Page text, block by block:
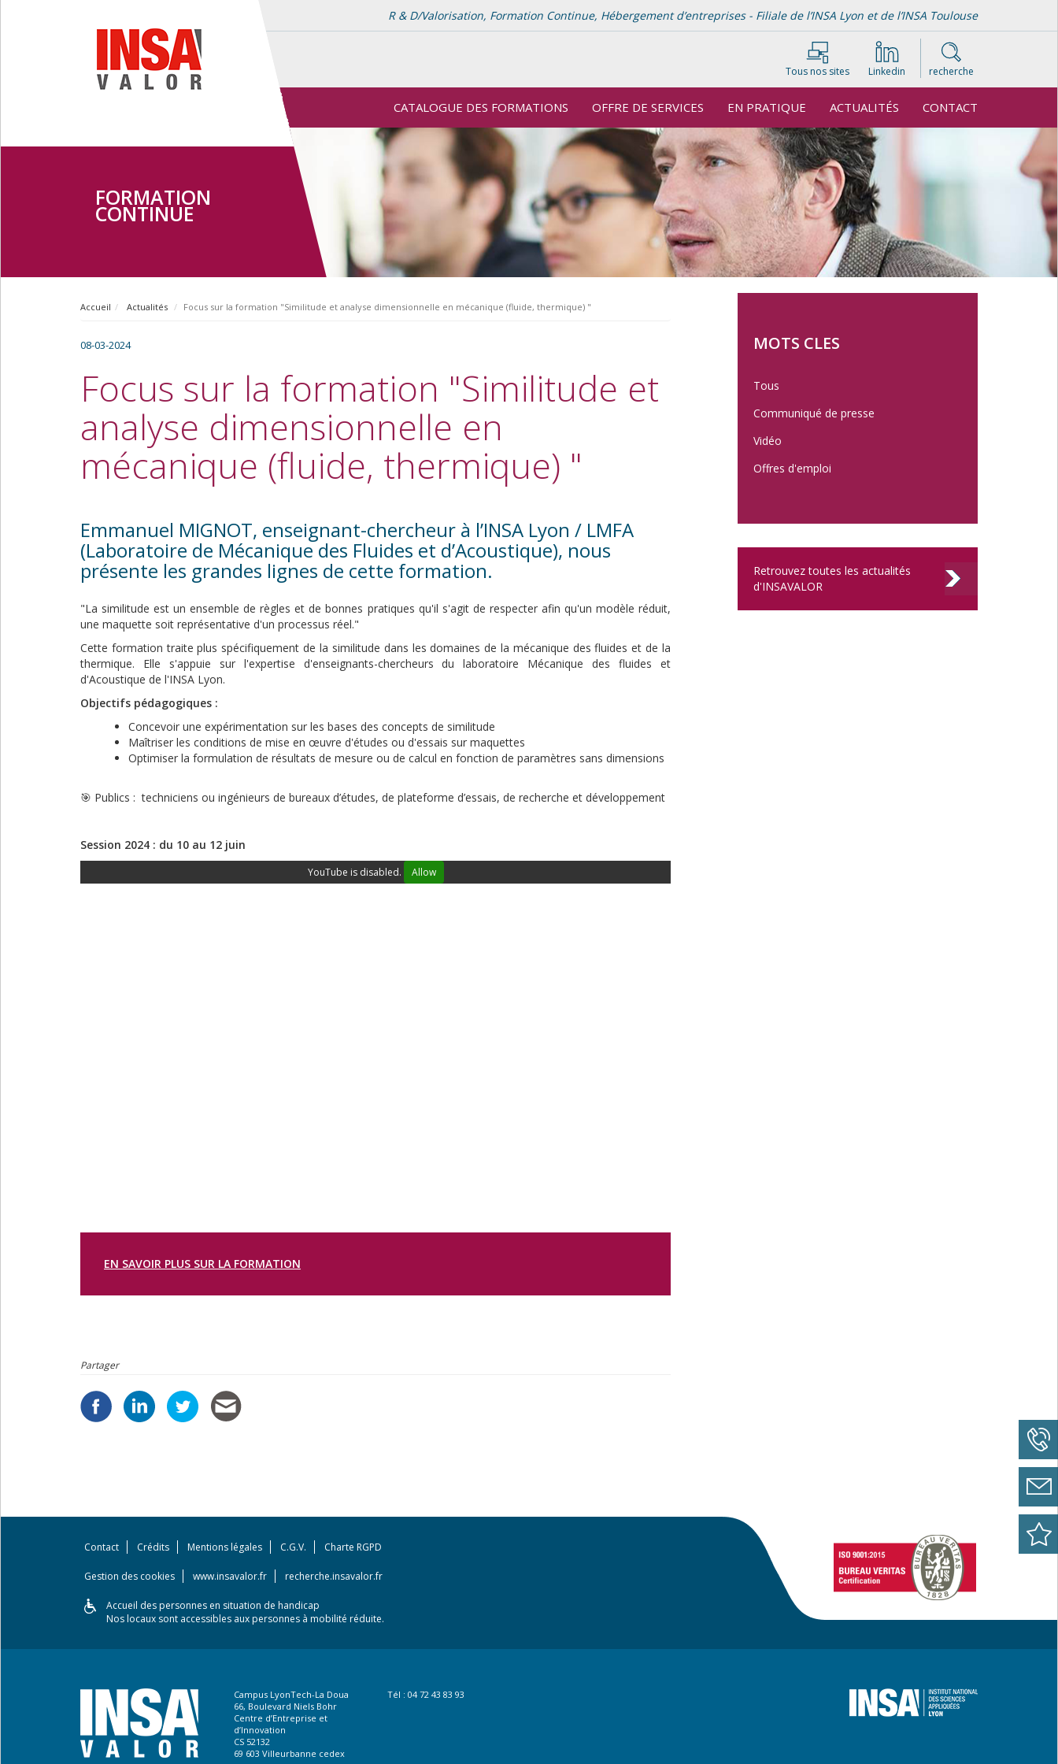
FORMATION
CONTINUE
R & D/Valorisation, Formation Continue, Hébergement d’entreprises - Filiale de l’INSA Lyon et de l’INSA Toulouse
Tous nos sites Linkedin recherche
CATALOGUE DES FORMATIONS OFFRE DE SERVICES EN PRATIQUE ACTUALITÉS CONTACT
Accueil Actualités Focus sur la formation "Similitude et analyse dimensionnelle en mécanique (fluide, thermique) "
08-03-2024
Focus sur la formation "Similitude et
analyse dimensionnelle en
mécanique (fluide, thermique) "
Emmanuel MIGNOT, enseignant-chercheur à l’INSA Lyon / LMFA
(Laboratoire de Mécanique des Fluides et d’Acoustique), nous
présente les grandes lignes de cette formation.
"La similitude est un ensemble de règles et de bonnes pratiques qu'il s'agit de respecter afin qu'un modèle réduit,
une maquette soit représentative d'un processus réel."
Cette formation traite plus spécifiquement de la similitude dans les domaines de la mécanique des fluides et de la
thermique. Elle s'appuie sur l'expertise d'enseignants-chercheurs du laboratoire Mécanique des fluides et
d'Acoustique de l'INSA Lyon.
Objectifs pédagogiques :
Concevoir une expérimentation sur les bases des concepts de similitude
Maîtriser les conditions de mise en œuvre d'études ou d'essais sur maquettes
Optimiser la formulation de résultats de mesure ou de calcul en fonction de paramètres sans dimensions
🎯 Publics : techniciens ou ingénieurs de bureaux d’études, de plateforme d’essais, de recherche et développement
Session 2024 : du 10 au 12 juin
YouTube is disabled. Allow
EN SAVOIR PLUS SUR LA FORMATION
MOTS CLES
Tous
Communiqué de presse
Vidéo
Offres d'emploi
Retrouvez toutes les actualités
d'INSAVALOR
Contact Crédits Mentions légales C.G.V. Charte RGPD
Gestion des cookies www.insavalor.fr recherche.insavalor.fr
Accueil des personnes en situation de handicap
Nos locaux sont accessibles aux personnes à mobilité réduite.
Campus LyonTech-La Doua
66, Boulevard Niels Bohr
Centre d’Entreprise et
d’Innovation
CS 52132
69 603 Villeurbanne cedex
Tél : 04 72 43 83 93